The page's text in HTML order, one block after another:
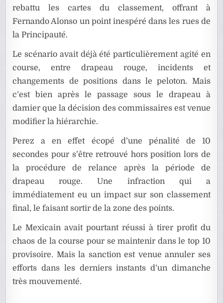
rebattu les cartes du classement, offrant à
Fernando Alonso un point inespéré dans les rues de
la Principauté.
Le scénario avait déjà été particulièrement agité en
course, entre drapeau rouge, incidents et
changements de positions dans le peloton. Mais
c’est bien après le passage sous le drapeau à
damier que la décision des commissaires est venue
modifier la hiérarchie.
Perez a en effet écopé d’une pénalité de 10
secondes pour s’être retrouvé hors position lors de
la procédure de relance après la période de
drapeau rouge. Une infraction qui a
immédiatement eu un impact sur son classement
final, le faisant sortir de la zone des points.
Le Mexicain avait pourtant réussi à tirer profit du
chaos de la course pour se maintenir dans le top 10
provisoire. Mais la sanction est venue annuler ses
efforts dans les derniers instants d’un dimanche
très mouvementé.